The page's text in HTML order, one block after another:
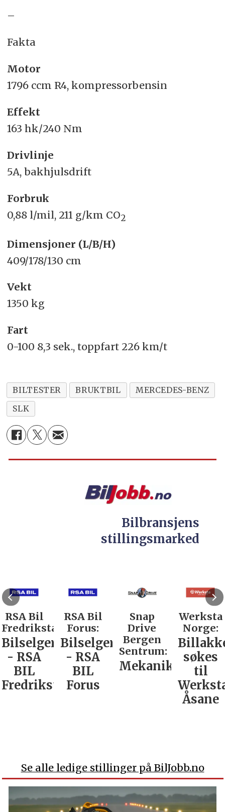
–
Fakta
Motor
1796 ccm R4, kompressorbensin
Effekt
163 hk/240 Nm
Drivlinje
5A, bakhjulsdrift
Forbruk
0,88 l/mil, 211 g/km CO2
Dimensjoner (L/B/H)
409/178/130 cm
Vekt
1350 kg
Fart
0-100 8,3 sek., toppfart 226 km/t
BILTESTER BRUKTBIL
MERCEDES-BENZ
SLK
Bilbransjens
stillingsmarked
RSA Bil
Fredrikstad:
Bilselger
- RSA
BIL
Fredrikstad
RSA Bil
Forus:
Bilselger
- RSA
BIL
Forus
Snap
Drive
Bergen
Sentrum:
Mekaniker
Werksta
Norge:
søkes
til
Åsane
Se alle ledige stillinger på BilJobb.no